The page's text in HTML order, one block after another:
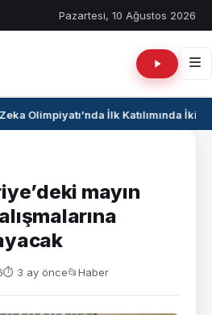
Pazartesi, 10 Ağustos 2026
Olimpiyatı’nda İlk Katılımında İki
mayın
⏱ 3 ay önce📂Haber